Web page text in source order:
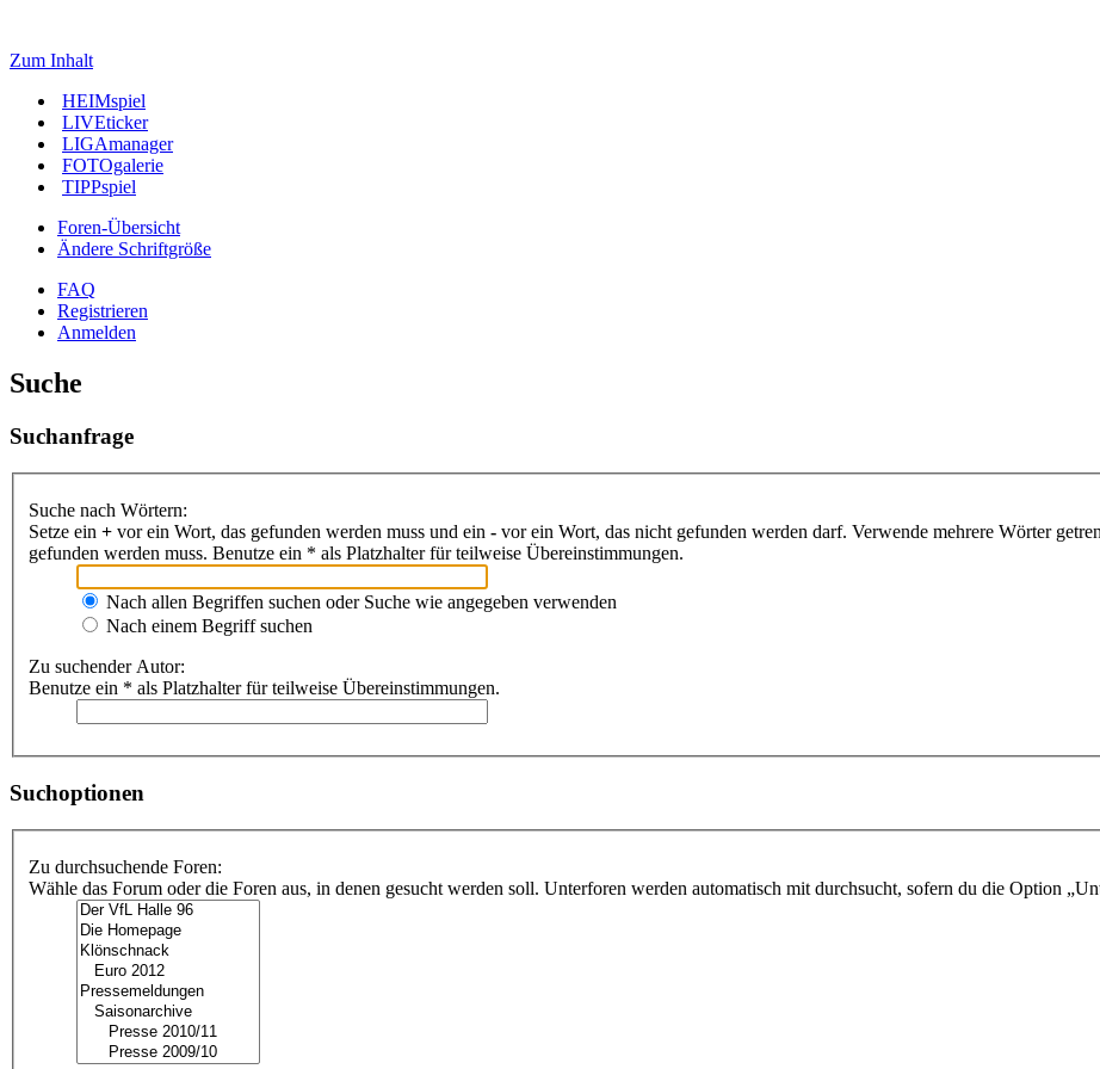
Zum Inhalt
HEIMspiel
LIVEticker
LIGAmanager
FOTOgalerie
TIPPspiel
Foren-Übersicht
Ändere Schriftgröße
FAQ
Registrieren
Anmelden
Suche
Suchanfrage
Suche nach Wörtern:
Setze ein + vor ein Wort, das gefunden werden muss und ein - vor ein Wort, das nicht gefunden werden darf. Verwende mehrere Wörter
gefunden werden muss. Benutze ein * als Platzhalter für teilweise Übereinstimmungen.
Nach allen Begriffen suchen oder Suche wie angegeben verwenden
Nach einem Begriff suchen
Zu suchender Autor:
Benutze ein * als Platzhalter für teilweise Übereinstimmungen.
Suchoptionen
Zu durchsuchende Foren:
Wähle das Forum oder die Foren aus, in denen gesucht werden soll. Unterforen werden automatisch mit durchsucht, sofern du die Option